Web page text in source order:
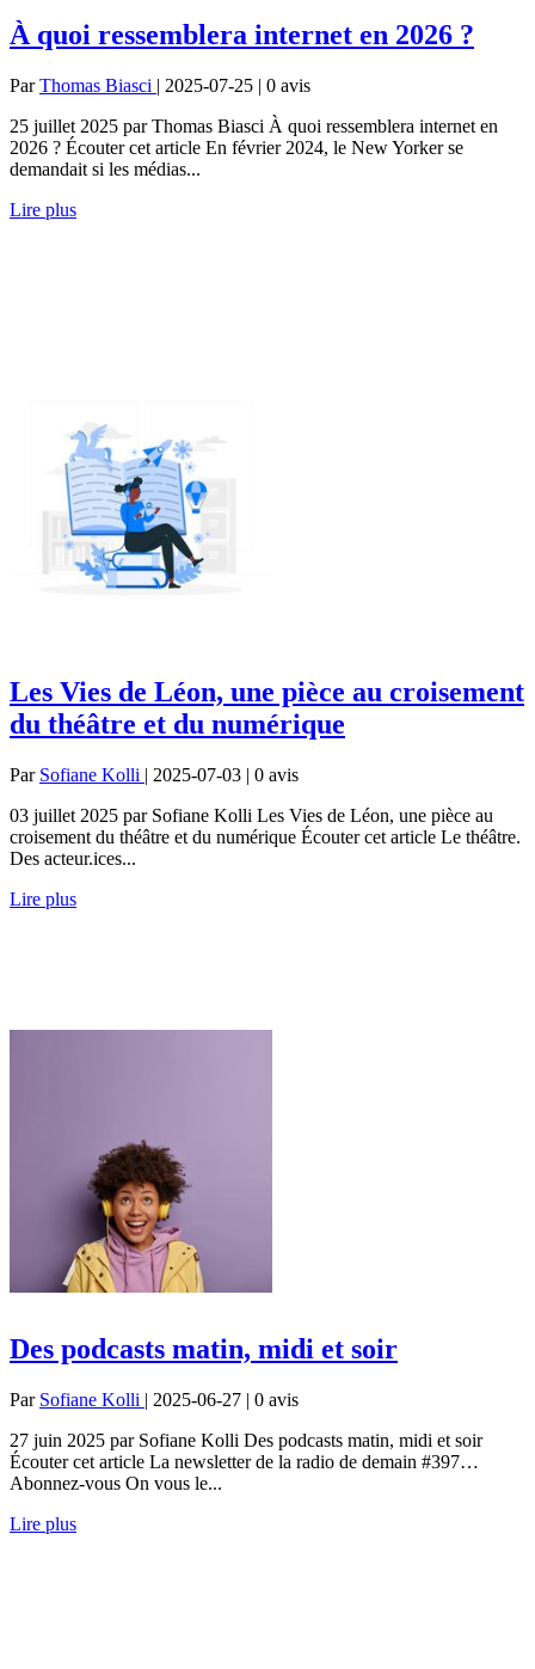
À quoi ressemblera internet en 2026 ?
ParThomas Biasci | 2025-07-25 | 0 avis
25 juillet 2025 par Thomas Biasci À quoi ressemblera internet en
2026 ? Écouter cet article En février 2024, le New Yorker se
demandait si les médias...
Lire plus
Les Vies de Léon, une pièce au croisement
du théâtre et du numérique
Par Sofiane Kolli | 2025-07-03 | 0 avis
03 juillet 2025 par Sofiane Kolli Les Vies de Léon, une pièce au
croisement du théâtre et du numérique Écouter cet article Le théâtre.
Des acteur.ices...
Lire plus
Des podcasts matin, midi et soir
Par Sofiane Kolli | 2025-06-27 | 0 avis
27 juin 2025 par Sofiane Kolli Des podcasts matin, midi et soir
Écouter cet article La newsletter de la radio de demain #397…
Abonnez-vous On vous le...
Lire plus